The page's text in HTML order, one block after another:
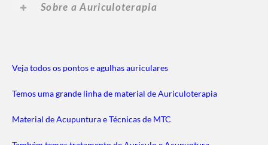
Sobre a Auriculoterapia
Veja todos os pontos e agulhas auriculares
Temos uma grande linha de material de Auriculoterapia
Material de Acupuntura e Técnicas de MTC